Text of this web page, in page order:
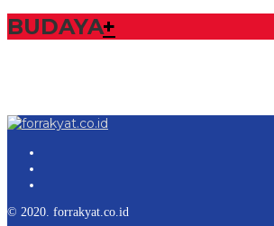
BUDAYA+
© 2020. forrakyat.co.id